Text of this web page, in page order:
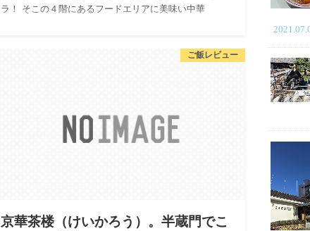
ラ！ そこの４階にあるフードエリアに美味い中華
ご飯レビュー
京華茶楼（けいかろう）。半蔵門でこ